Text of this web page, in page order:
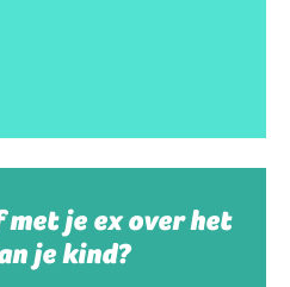
met je ex over het
je kind?